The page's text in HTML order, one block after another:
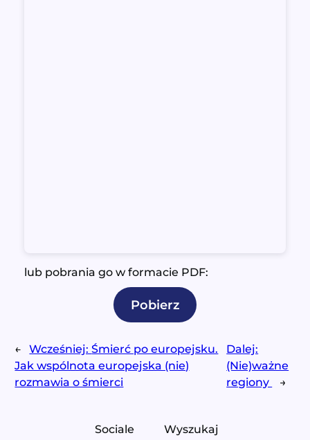
lub pobrania go w formacie PDF:
Pobierz
← Wcześniej:Śmierć po europejsku.
Jak wspólnota europejska (nie)
rozmawia o śmierci
Dalej:
(Nie)ważne
regiony
→
Sociale Wyszukaj